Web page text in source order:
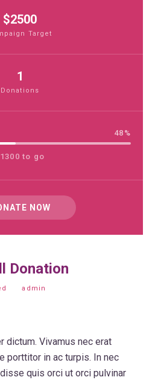
$2500
Target
1
Donations
48 %
to go
NOW
Donation
admin
dictum. Vivamus nec erat
porttitor in ac turpis. In nec
quis orci ut orci pulvinar